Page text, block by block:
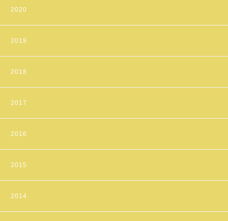
2020
2019
2018
2017
2016
2015
2014